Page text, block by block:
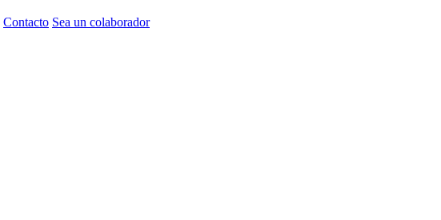
Contacto Sea un colaborador